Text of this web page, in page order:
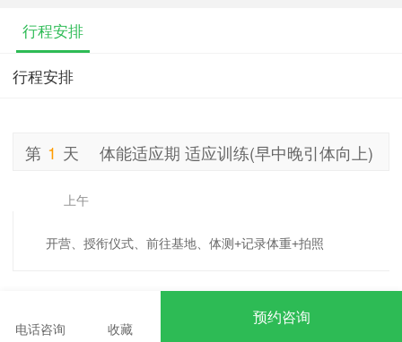
行程安排
行程安排
第 1 天 体能适应期 适应训练(早中晚引体向上)
上午
开营、授衔仪式、前往基地、体测+记录体重+拍照
电话咨询 收藏
预约咨询